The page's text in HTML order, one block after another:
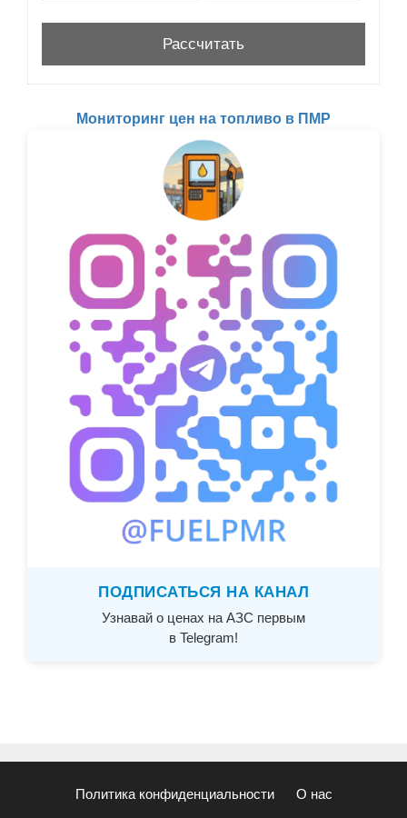
Мониторинг цен на топливо в ПМР
ПОДПИСАТЬСЯ НА КАНАЛ
Узнавай о ценах на АЗС первым
в Telegram!
Политика конфиденциальности О нас